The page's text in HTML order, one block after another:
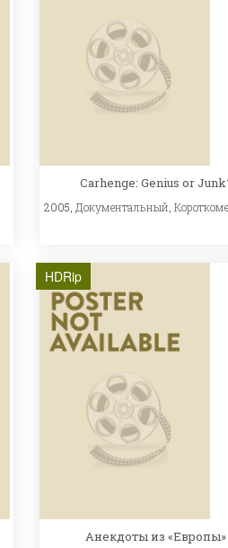
Carhenge: Genius or
2005,Документальный,
HDRip
Анекдоты из «Европы»